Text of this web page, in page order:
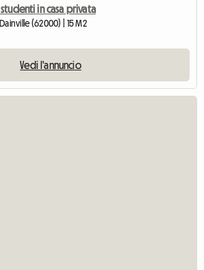
in casa privata
(62000) | 15 M2
Vedi l'annuncio